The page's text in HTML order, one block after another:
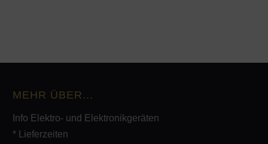
MEHR ÜBER...
Info Elektro- und Elektronikgeräten
* Lieferzeiten